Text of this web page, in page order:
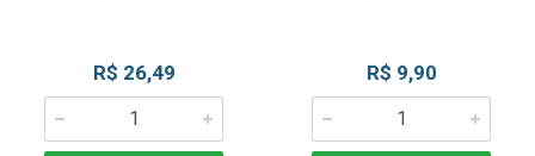
R$ 26,49 R$ 9,90